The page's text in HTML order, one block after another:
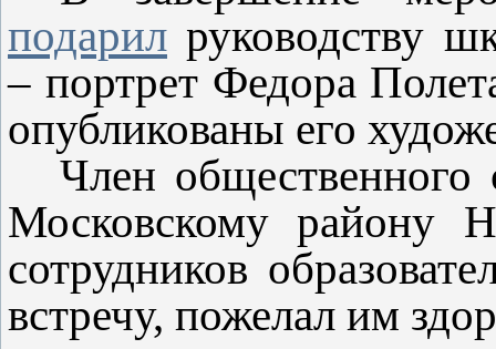
подарил руководству
– портрет Федора
опубликованы его
Член
Московскому району
сотрудников
встречу, пожелал им